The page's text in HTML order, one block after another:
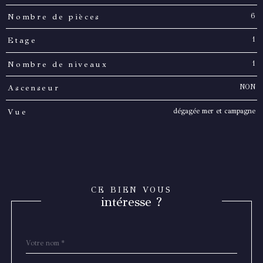
Nombre de pièces 6
Etage 1
Nombre de niveaux 1
Ascenseur NON
Vue dégagée mer et campagne
CE BIEN VOUS
intéresse ?
par
*